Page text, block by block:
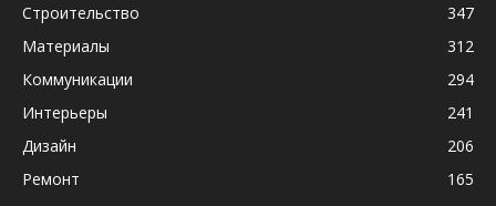
Строительство
347
Материалы
312
Коммуникации
294
Интерьеры
241
Дизайн
206
Ремонт
165